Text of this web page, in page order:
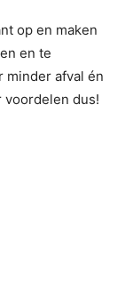
op en maken
en te
minder afval én
voordelen dus!